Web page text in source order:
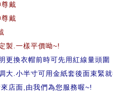
戴
戴
製.一樣平價呦~!
更換衣帽前時可先用紅線量頭圍
大.小半寸可用金紙套後面束緊
店面,由我們為您服務喔~!